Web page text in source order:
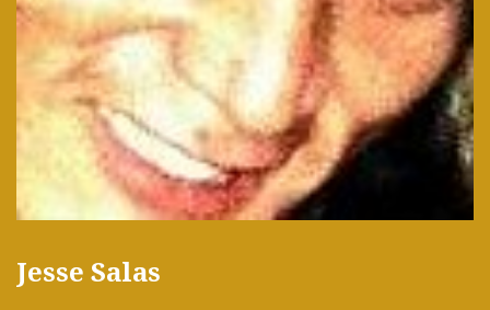
Jesse Salas